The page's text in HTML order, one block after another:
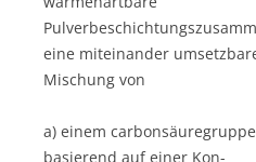
eine miteinander
Mischung von
a) einem
basierend auf einer Kon-